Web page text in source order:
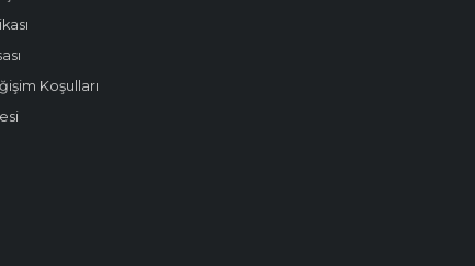
Koşulları